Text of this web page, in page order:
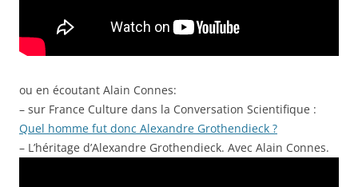
ou en écoutant Alain Connes:
– sur France Culture dans la Conversation Scientifique :
Quel homme fut donc Alexandre Grothendieck ?
– L’héritage d’Alexandre Grothendieck. Avec Alain Connes.